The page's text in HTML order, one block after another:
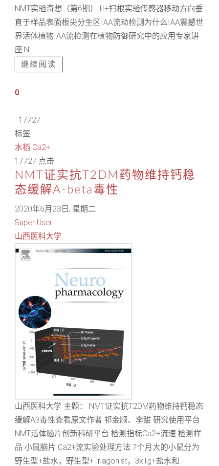
NMT实验奇想（第6期） H+扫根实验传感器移动方向垂
直于样品表面根尖分生区IAA流动检测为什么IAA震撼世
界活体植物IAA流检测在植物防御研究中的应用专家讲
座:N...
继续阅读
0
17727
标签:
水稻 Ca2+
17727 点击
NMT证实抗T2DM药物维持钙稳
态缓解A-beta毒性
2020年6月23日, 星期二
Super User
山西医科大学
山西医科大学 主题： NMT证实抗T2DM药物维持钙稳态
缓解Aβ毒性查看原文作者 祁金顺、李甜 研究使用平台
NMT活体脑片创新科研平台 检测指标Ca2+流速 检测样
品 小鼠脑片 Ca2+流实验处理方法 7个月大的小鼠分为
野生型+盐水，野生型+Triagonist，3xTg+盐水和